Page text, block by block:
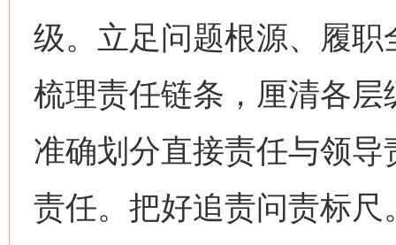
级。立足问题根源、履
梳理责任链条，厘清各
准确划分直接责任与领
责任。把好追责问责标